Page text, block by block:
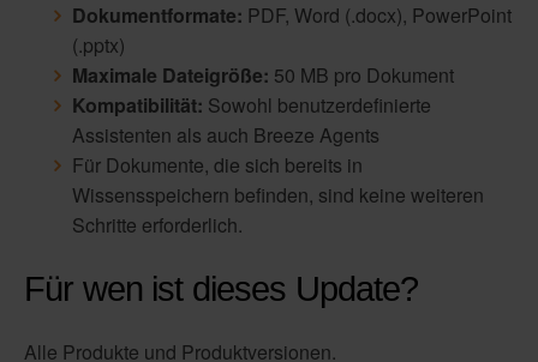
Dokumentformate: PDF, Word (.docx), PowerPoint
(.pptx)
Maximale Dateigröße: 50 MB pro Dokument
Kompatibilität: Sowohl benutzerdefinierte
Assistenten als auch Breeze Agents
Für Dokumente, die sich bereits in
Wissensspeichern befinden, sind keine weiteren
Schritte erforderlich.
Für wen ist dieses Update?
Alle Produkte und Produktversionen.